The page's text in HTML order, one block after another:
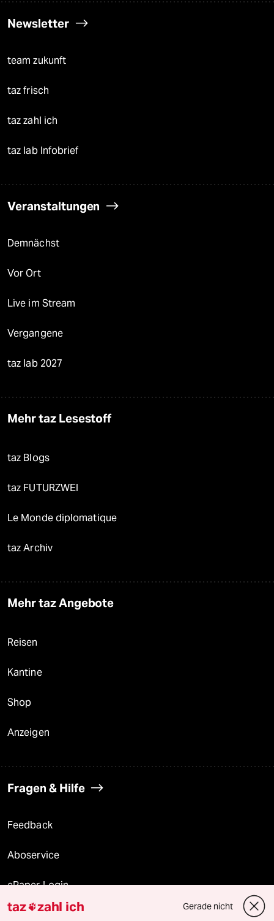
Newsletter
team zukunft
taz frisch
taz zahl ich
taz lab Infobrief
Veranstaltungen
Demnächst
Vor Ort
Live im Stream
Vergangene
taz lab 2027
Mehr taz Lesestoff
taz Blogs
taz FUTURZWEI
Le Monde diplomatique
taz Archiv
Mehr taz Angebote
Reisen
Kantine
Shop
Anzeigen
Fragen & Hilfe
Feedback
Aboservice
ePaper Login
Downloads für Abonnierende
taz zahl ich Gerade nicht